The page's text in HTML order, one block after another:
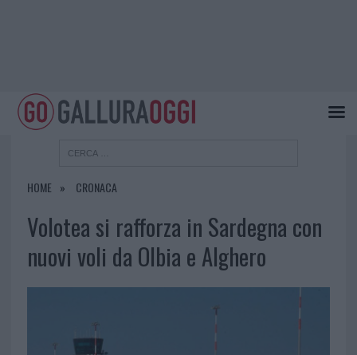
HOME CRONACA
Volotea si rafforza in Sardegna con
nuovi voli da Olbia e Alghero